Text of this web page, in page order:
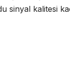
sinyal kalitesi